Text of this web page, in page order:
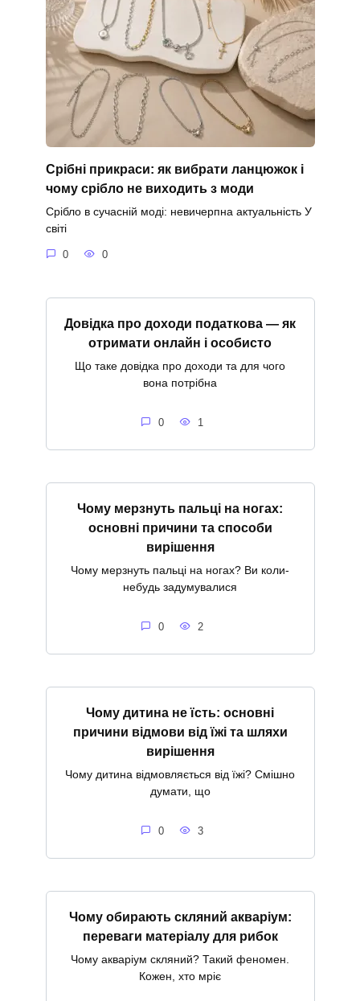
Срібні прикраси: як вибрати ланцюжок і
чому срібло не виходить з моди
Срібло в сучасній моді: невичерпна актуальність У
світі
0 0
Довідка про доходи податкова — як
отримати онлайн і особисто
Що таке довідка про доходи та для чого
вона потрібна
0 1
Чому мерзнуть пальці на ногах:
основні причини та способи
вирішення
Чому мерзнуть пальці на ногах? Ви коли-
небудь задумувалися
0 2
Чому дитина не їсть: основні
причини відмови від їжі та шляхи
вирішення
Чому дитина відмовляється від їжі? Смішно
думати, що
0 3
Чому обирають скляний акваріум:
переваги матеріалу для рибок
Чому акваріум скляний? Такий феномен.
Кожен, хто мріє